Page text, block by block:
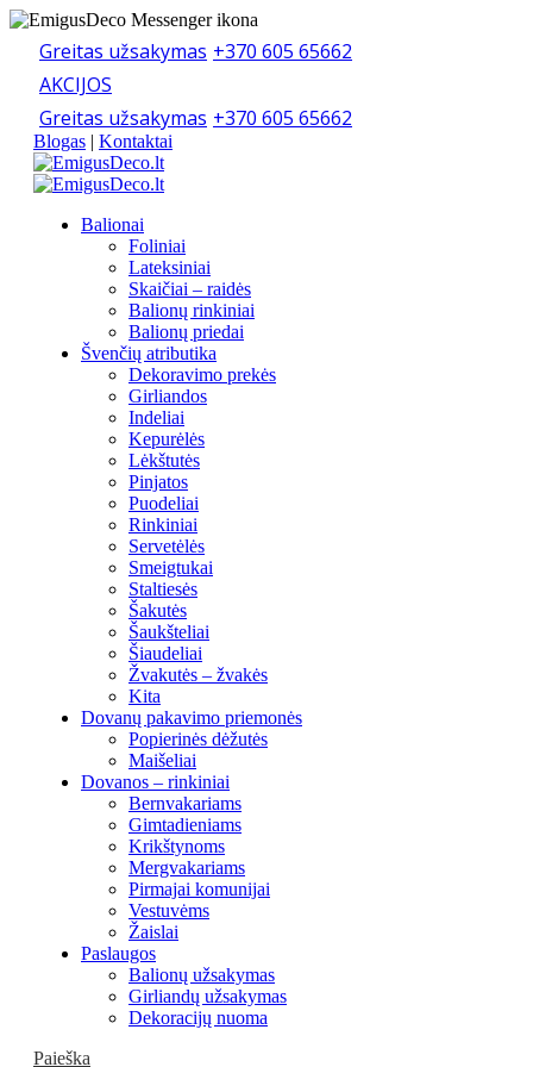
Greitas užsakymas +370 605 65662
AKCIJOS
Greitas užsakymas +370 605 65662
Blogas | Kontaktai
Balionai
Foliniai
Lateksiniai
Skaičiai – raidės
Balionų rinkiniai
Balionų priedai
Švenčių atributika
Dekoravimo prekės
Girliandos
Indeliai
Kepurėlės
Lėkštutės
Pinjatos
Puodeliai
Rinkiniai
Servetėlės
Smeigtukai
Staltiesės
Šakutės
Šaukšteliai
Šiaudeliai
Žvakutės – žvakės
Kita
Dovanų pakavimo priemonės
Popierinės dėžutės
Maišeliai
Dovanos – rinkiniai
Bernvakariams
Gimtadieniams
Krikštynoms
Mergvakariams
Pirmajai komunijai
Vestuvėms
Žaislai
Paslaugos
Balionų užsakymas
Girliandų užsakymas
Dekoracijų nuoma
Paieška